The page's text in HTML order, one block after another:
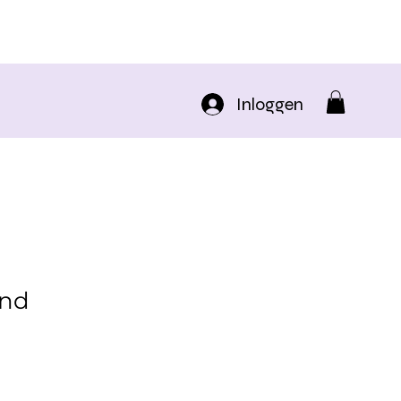
Inloggen